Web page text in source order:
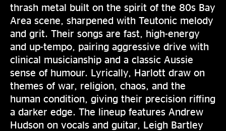
thrash metal built on the spirit of the 80s Bay
Area scene, sharpened with Teutonic melody
and grit. Their songs are fast, high-energy
and up-tempo, pairing aggressive drive with
clinical musicianship and a classic Aussie
sense of humour. Lyrically, Harlott draw on
themes of war, religion, chaos, and the
human condition, giving their precision riffing
a darker edge. The lineup features Andrew
Hudson on vocals and guitar, Leigh Bartley